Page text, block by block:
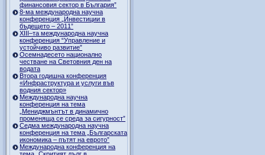
финансовия сектор в България”
8-ма международна научна
конференция „Инвестиции в
бъдещето – 2011”
ХІІІ–та международна научна
конференция “Управление и
устойчиво развитие”
Осемнадесето национално
честване на Световния ден на
водата
Втора годишна конференция
«Инфраструктура и услуги във
водния сектор»
Международна научна
конференция на тема
„Мениджмънтът в динамично
променяща се среда за сигурност”
Седма международна научна
конференция на тема „Българската
икономика – пътят на еврото”
Международна конференция на
тема „Скритият дълг в